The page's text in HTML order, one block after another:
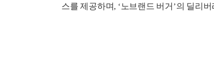
스를 제공하며, ‘노브랜드 버거’의 딜리